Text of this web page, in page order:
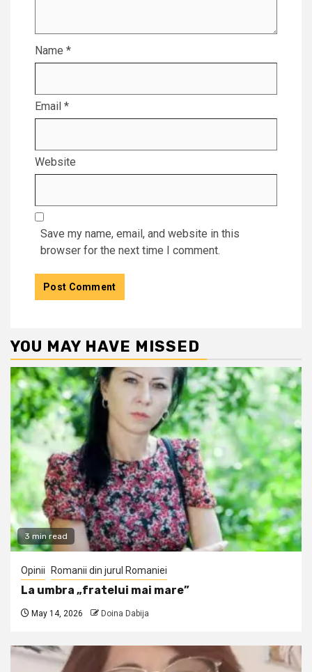
Name *
Email *
Website
Save my name, email, and website in this
browser for the next time I comment.
YOU MAY HAVE MISSED
3 min read
Opinii Romanii din jurul Romaniei
La umbra „fratelui mai mare”
May 14, 2026 Doina Dabija